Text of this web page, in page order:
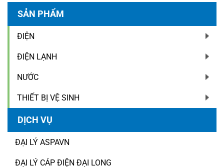
SẢN PHẨM
ĐIỆN
ĐIỆN LẠNH
NƯỚC
THIẾT BỊ VỆ SINH
DỊCH VỤ
ĐẠI LÝ ASPAVN
ĐẠI LÝ CÁP ĐIỆN ĐẠI LONG